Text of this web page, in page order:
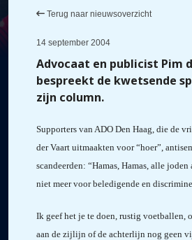
Terug naar nieuwsoverzicht
14 september 2004
Advocaat en publicist Pim
bespreekt de kwetsende
zijn column.
Supporters van ADO Den Haag, die de
der Vaart uitmaakten voor “hoer”,
scandeerden: “Hamas, Hamas, alle joden
niet meer voor beledigende en
Ik geef het je te doen, rustig voetballen,
aan de zijlijn of de achterlijn nog geen